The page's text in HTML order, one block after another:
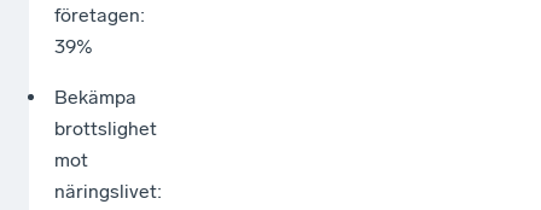
företagen:
39%
Bekämpa
brottslighet
mot
näringslivet: